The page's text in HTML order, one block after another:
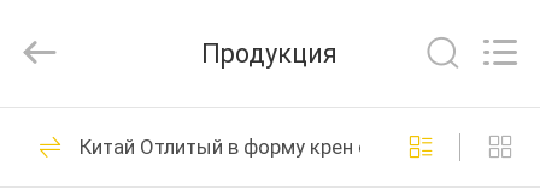
ДОМ
Reserved.
Крен обкладки
42
Продукция
Китай Отлитый в форму крен обкладки тормоза